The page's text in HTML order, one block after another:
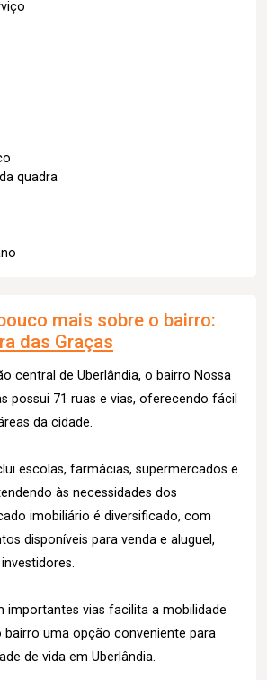
quadra
mais sobre o bairro:
das Graças
central de Uberlândia, o bairro Nossa
possui 71 ruas e vias, oferecendo fácil
da cidade.
escolas, farmácias, supermercados e
às necessidades dos
imobiliário é diversificado, com
disponíveis para venda e aluguel,
importantes vias facilita a mobilidade
bairro uma opção conveniente para
de vida em Uberlândia.